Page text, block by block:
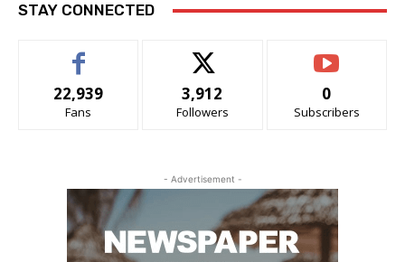
STAY CONNECTED
22,939
Fans
3,912
Followers
0
Subscribers
- Advertisement -